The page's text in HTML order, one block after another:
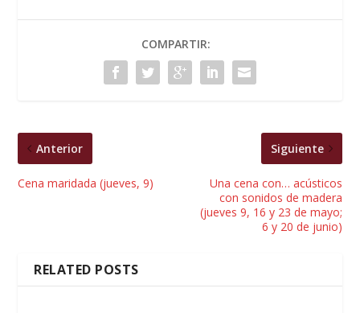
COMPARTIR:
Anterior
Cena maridada (jueves, 9)
Siguiente
Una cena con… acústicos
con sonidos de madera
(jueves 9, 16 y 23 de mayo;
6 y 20 de junio)
RELATED POSTS